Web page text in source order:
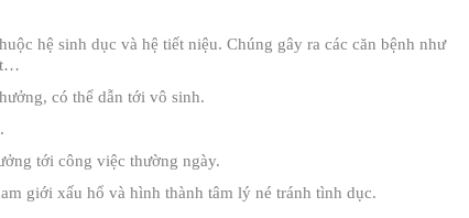
hệ sinh dục và hệ tiết niệu. Chúng gây ra các căn bệnh như
có thể dẫn tới vô sinh.
tới công việc thường ngày.
giới xấu hổ và hình thành tâm lý né tránh tình dục.